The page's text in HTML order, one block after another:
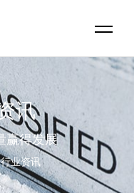
讯
赢得发展
行业资讯